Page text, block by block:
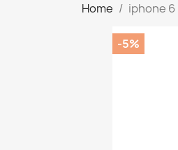
Home iphone
-5%